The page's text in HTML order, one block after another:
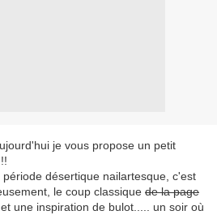
je vous propose un petit
désertique nailartesque, c'est
le coup classique de la page
et une inspiration de bulot..... un soir où